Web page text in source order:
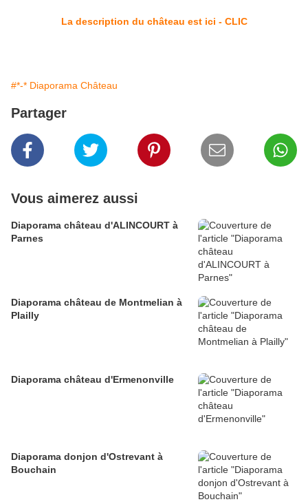
La description du château est ici - CLIC
#*-* Diaporama Château
Partager
Vous aimerez aussi
Diaporama château d'ALINCOURT à
Parnes
Diaporama château de Montmelian à
Plailly
Diaporama château d'Ermenonville
Diaporama donjon d'Ostrevant à
Bouchain